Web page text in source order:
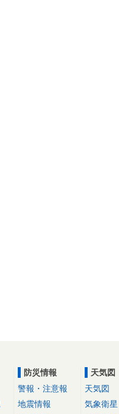
防災情報
警報・注意報
地震情報
天気図
天気図
気象衛星